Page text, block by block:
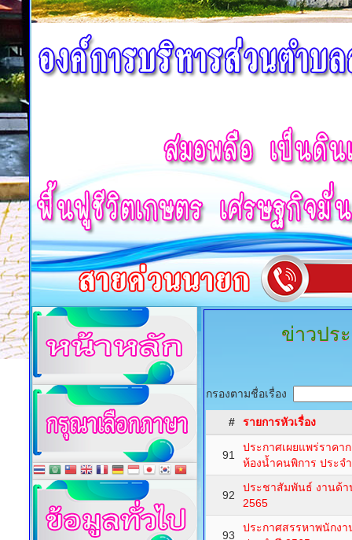
ข่าวปร
กรองตามชื่อเรื่อง
# รายการหัวเรื่อง
91
ประกาศเผยแพร่ราคา
ห้องน้ำคนพิการ ประจ
92
ประชาสัมพันธ์ งานด้า
2565
93
ประกาศสรรหาพนักง